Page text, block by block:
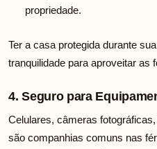
propriedade.
Ter a casa protegida durante
tranquilidade para aproveitar as
4. Seguro para
Celulares, câmeras
são companhias comuns nas